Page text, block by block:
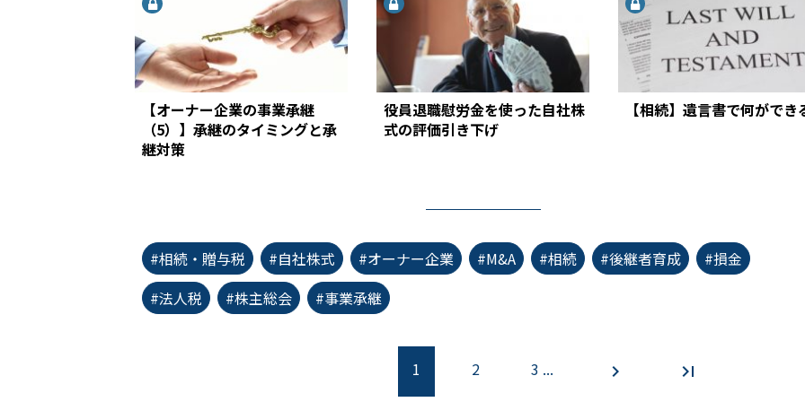
【オーナー企業の事業承継
（5）】承継のタイミングと承
継対策
役員退職慰労金を使った自社株
式の評価引き下げ
【相続】遺言書で何ができ
#相続・贈与税 #自社株式 #オーナー企業 #M&A #相続 #後継者育成
#損金
#法人税
#株主総会 #事業承継
1 2 3 ... chevron_right last_page